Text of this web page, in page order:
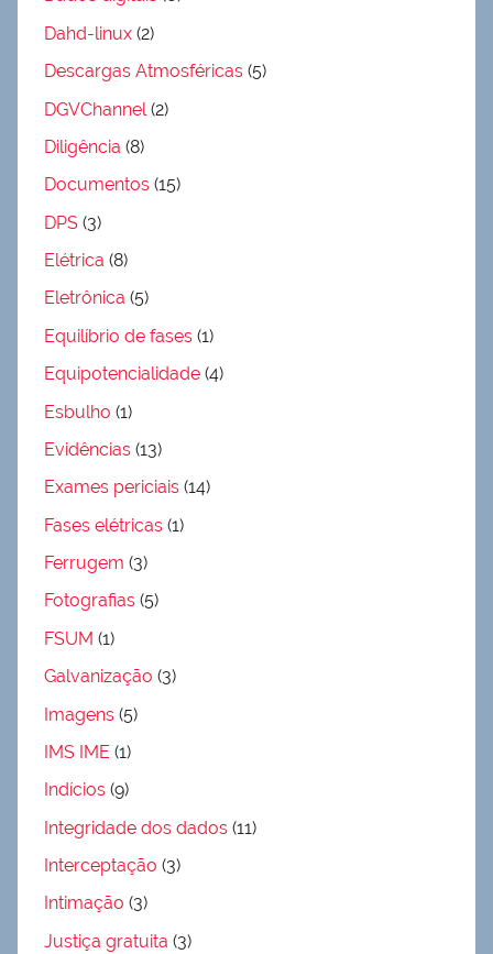
Dahd-linux (2)
Descargas Atmosféricas (5)
DGVChannel (2)
Diligência (8)
Documentos (15)
DPS (3)
Elétrica (8)
Eletrônica (5)
Equilíbrio de fases (1)
Equipotencialidade (4)
Esbulho (1)
Evidências (13)
Exames periciais (14)
Fases elétricas (1)
Ferrugem (3)
Fotografias (5)
FSUM (1)
Galvanização (3)
Imagens (5)
IMS IME (1)
Indícios (9)
Integridade dos dados (11)
Interceptação (3)
Intimação (3)
Justiça gratuita (3)